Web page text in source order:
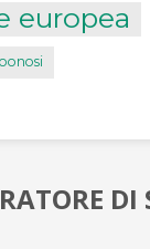
europea